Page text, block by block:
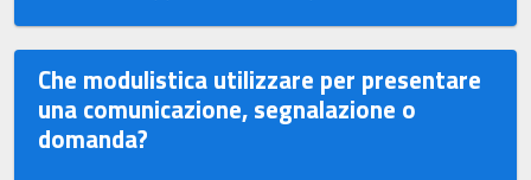
Che modulistica utilizzare per presentare
una comunicazione, segnalazione o
domanda?